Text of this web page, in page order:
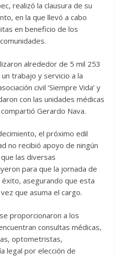
realizó la clausura de su
en la que llevó a cabo
en beneficio de los
alrededor de 5 mil 253
trabajo y servicio a la
civil ‘Siempre Vida’ y
con las unidades médicas
Gerardo Nava.
el próximo edil
no recibió apoyo de ningún
las diversas
para que la jornada de
éxito, asegurando que esta
que asuma el cargo.
proporcionaron a los
consultas médicas,
optometristas,
legal por elección de